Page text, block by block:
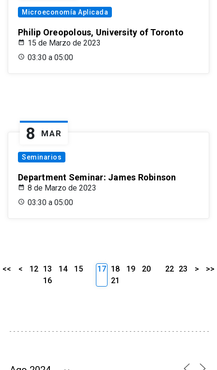
Microeconomía Aplicada
Philip Oreopolous, University of Toronto
15 de Marzo de 2023
03:30 a 05:00
8 MAR
Seminarios
Department Seminar: James Robinson
8 de Marzo de 2023
03:30 a 05:00
<< < 12 13 14
15
16
17 18 19
20
21
22 23 > >>